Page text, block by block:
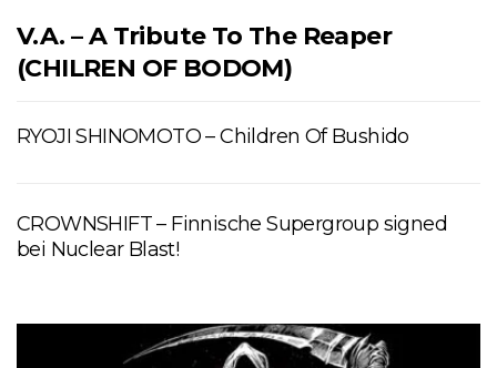
V.A. – A Tribute To The Reaper
(CHILREN OF BODOM)
RYOJI SHINOMOTO – Children Of Bushido
CROWNSHIFT – Finnische Supergroup signed
bei Nuclear Blast!